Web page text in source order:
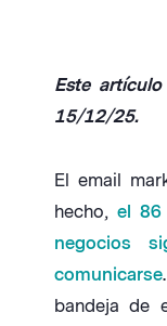
Este
15/12/25.
El email
hecho, el 86
negocios
comunicarse
bandeja de